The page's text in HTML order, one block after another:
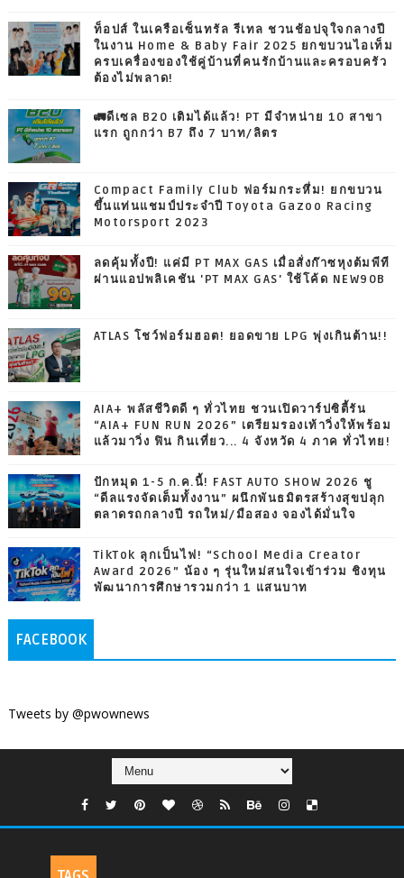
ท็อปส์ ในเครือเซ็นทรัล รีเทล ชวนช้อปจุใจกลางปี
ในงาน Home & Baby Fair 2025 ยกขบวนไอเท็ม
ครบเครื่องของใช้คู่บ้านที่คนรักบ้านและครอบครัว
ต้องไม่พลาด!
🚛ดีเซล B20 เติมได้แล้ว! PT มีจำหน่าย 10 สาขา
แรก ถูกกว่า B7 ถึง 7 บาท/ลิตร
Compact Family Club ฟอร์มกระหึ่ม! ยกขบวน
ขึ้นแท่นแชมป์ประจำปี Toyota Gazoo Racing
Motorsport 2023
ลดคุ้มทั้งปี! แค่มี PT MAX GAS เมื่อสั่งก๊าซหุงต้มพีที
ผ่านแอปพลิเคชัน 'PT MAX GAS' ใช้โค้ด NEW90B
ATLAS โชว์ฟอร์มฮอต! ยอดขาย LPG พุ่งเกินต้าน!!
AIA+ พลัสชีวิตดี ๆ ทั่วไทย ชวนเปิดวาร์ปซิตี้รัน
“AIA+ FUN RUN 2026” เตรียมรองเท้าวิ่งให้พร้อม
แล้วมาวิ่ง ฟิน กินเที่ยว... 4 จังหวัด 4 ภาค ทั่วไทย!
ปักหมุด 1-5 ก.ค.นี้! FAST AUTO SHOW 2026 ชู
“ดีลแรงจัดเต็มทั้งงาน” ผนึกพันธมิตรสร้างสุขปลุก
ตลาดรถกลางปี รถใหม่/มือสอง จองได้มั่นใจ
TikTok ลุกเป็นไฟ! “School Media Creator
Award 2026” น้อง ๆ รุ่นใหม่สนใจเข้าร่วม ชิงทุน
พัฒนาการศึกษารวมกว่า 1 แสนบาท
FACEBOOK
Tweets by @pwownews